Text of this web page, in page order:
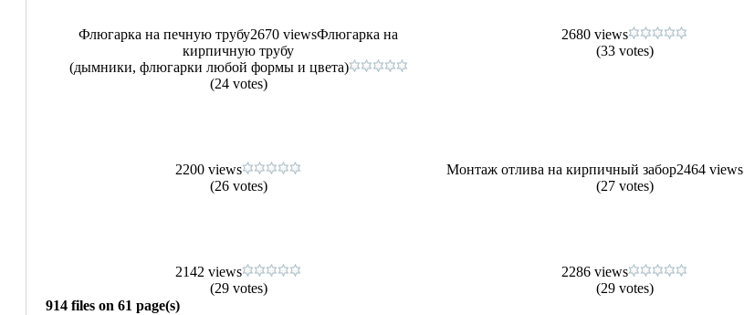
Флюгарка на печную трубу2670 viewsФлюгарка на
кирпичную трубу
(дымники, флюгарки любой формы и цвета)
(24 votes)
2680 views
(33 votes)
2200 views
(26 votes)
Монтаж отлива на кирпичный забор2464 views
(27 votes)
2142 views
(29 votes)
2286 views
(29 votes)
914 files on 61 page(s)